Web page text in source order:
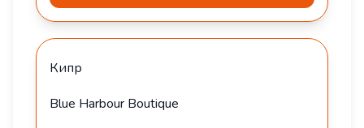
Кипр
Blue Harbour Boutique